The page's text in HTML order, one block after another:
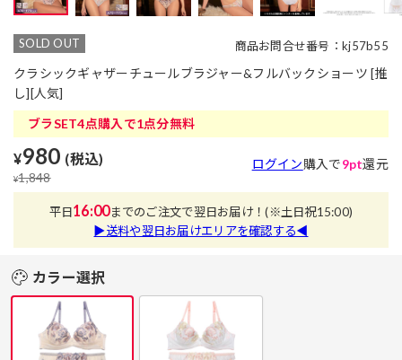
SOLD OUT 商品お問合せ番号：kj57b55
クラシックギャザーチュールブラジャー&フルバックショーツ [推
し][人気]
ブラSET4点購入で1点分無料
¥980 (税込)
¥1,848
ログイン購入で9pt還元
平日16:00までのご注文で翌日お届け！(※土日祝15:00)
▶送料や翌日お届けエリアを確認する◀
カラー選択